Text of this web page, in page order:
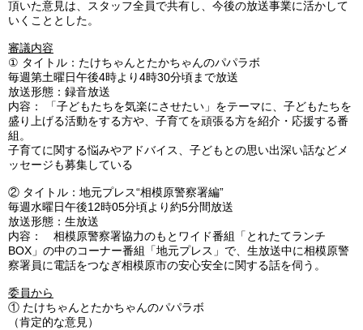
頂いた意見は、スタッフ全員で共有し、今後の放送事業に活かして
いくこととした。
審議内容
① タイトル：たけちゃんとたかちゃんのパパラボ
毎週第土曜日午後4時より4時30分頃まで放送
放送形態：録音放送
内容： 「子どもたちを気楽にさせたい」をテーマに、子どもたちを
盛り上げる活動をする方や、子育てを頑張る方を紹介・応援する番
組。
子育てに関する悩みやアドバイス、子どもとの思い出深い話などメ
ッセージも募集している
② タイトル：地元プレス“相模原警察署編”
毎週水曜日午後12時05分頃より約5分間放送
放送形態：生放送
内容： 相模原警察署協力のもとワイド番組「とれたてランチ
BOX」の中のコーナー番組「地元プレス」で、生放送中に相模原警
察署員に電話をつなぎ相模原市の安心安全に関する話を伺う。
委員から
① たけちゃんとたかちゃんのパパラボ
（肯定的な意見）